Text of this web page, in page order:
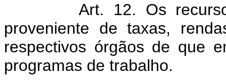
Art. 12. Os
proveniente de taxas,
respectivos órgãos de que
programas de trabalho.